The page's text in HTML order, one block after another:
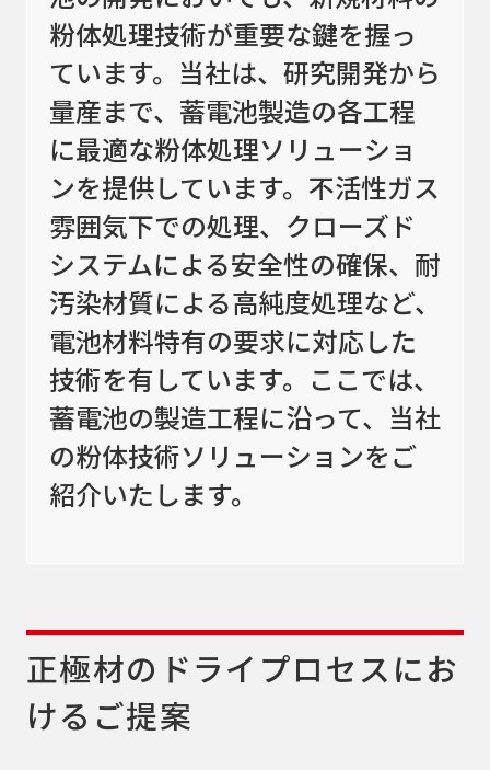
新着情報
カタログダウンロード
アクセス
お問い合わせ
サイトマップ
プライバシーポリシー
会社概要
粉体処理技術が重要な鍵を握っ
ています。当社は、研究開発から
量産まで、蓄電池製造の各工程
に最適な粉体処理ソリューショ
ンを提供しています。不活性ガス
雰囲気下での処理、クローズド
システムによる安全性の確保、耐
汚染材質による高純度処理など、
電池材料特有の要求に対応した
技術を有しています。ここでは、
蓄電池の製造工程に沿って、当社
の粉体技術ソリューションをご
紹介いたします。
正極材のドライプロセスにお
けるご提案